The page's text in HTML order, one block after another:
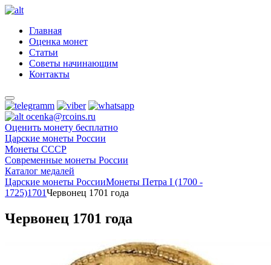
Главная
Оценка монет
Статьи
Советы начинающим
Контакты
ocenka@rcoins.ru
Оценить монету бесплатно
Царские монеты России
Монеты СССР
Современные монеты России
Каталог медалей
Царские монеты РоссииМонеты Петра I (1700 -
1725)1701Червонец 1701 года
Червонец 1701 года